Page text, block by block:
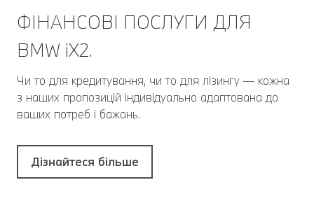
ФІНАНСОВІ ПОСЛУГИ ДЛЯ
BMW іХ2.
Чи то для кредитування, чи то для лізингу — кожна
з наших пропозицій індивідуально адаптована до
ваших потреб і бажань.
Дізнайтеся більше